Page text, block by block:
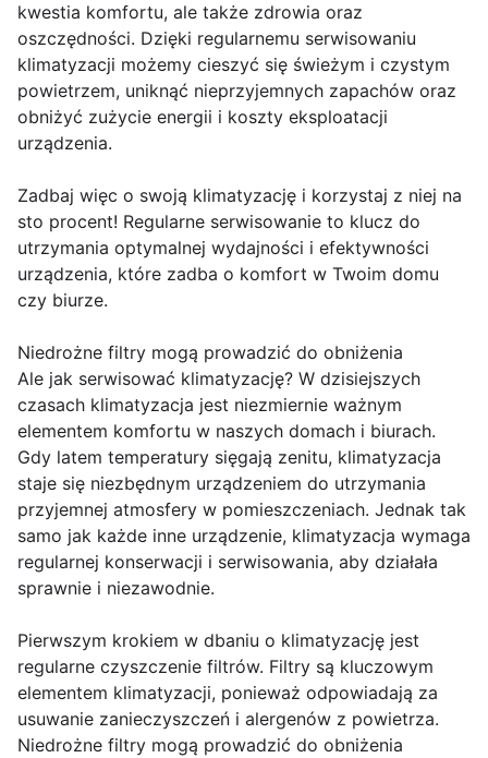
kwestia komfortu, ale także zdrowia oraz
oszczędności. Dzięki regularnemu serwisowaniu
klimatyzacji możemy cieszyć się świeżym i czystym
powietrzem, uniknąć nieprzyjemnych zapachów oraz
obniżyć zużycie energii i koszty eksploatacji
urządzenia.
Zadbaj więc o swoją klimatyzację i korzystaj z niej na
sto procent! Regularne serwisowanie to klucz do
utrzymania optymalnej wydajności i efektywności
urządzenia, które zadba o komfort w Twoim domu
czy biurze.
Niedrożne filtry mogą prowadzić do obniżenia
Ale jak serwisować klimatyzację? W dzisiejszych
czasach klimatyzacja jest niezmiernie ważnym
elementem komfortu w naszych domach i biurach.
Gdy latem temperatury sięgają zenitu, klimatyzacja
staje się niezbędnym urządzeniem do utrzymania
przyjemnej atmosfery w pomieszczeniach. Jednak tak
samo jak każde inne urządzenie, klimatyzacja wymaga
regularnej konserwacji i serwisowania, aby działała
sprawnie i niezawodnie.
Pierwszym krokiem w dbaniu o klimatyzację jest
regularne czyszczenie filtrów. Filtry są kluczowym
elementem klimatyzacji, ponieważ odpowiadają za
usuwanie zanieczyszczeń i alergenów z powietrza.
Niedrożne filtry mogą prowadzić do obniżenia